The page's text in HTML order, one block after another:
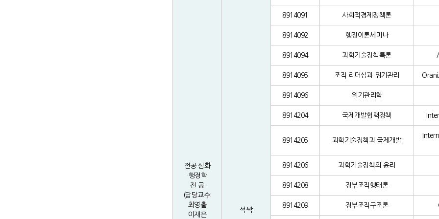
전공 심화
·행정학
전 공
(담당교수:
최영출
이재은
석·박
8914091 사회적경제정책론
8914092 행정이론세미나
8914094 과학기술정책특론
8914095 조직 리더십과 위기관리
8914096 위기관리학
8914204 국제개발협력정책
8914205 과학기술정책과 국제개발
8914206 과학기술정책의 윤리
8914208 정부조직행태론
8914209 정부조직구조론